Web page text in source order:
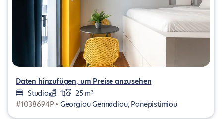
Daten hinzufügen, um Preise anzusehen
Studio
1
25 m²
#1038694P • Georgiou Gennadiou, Panepistimiou